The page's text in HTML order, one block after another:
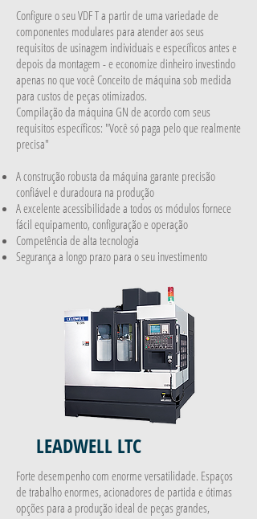
Configure o seu VDF T a partir de uma variedade de
componentes modulares para atender aos seus
requisitos de usinagem individuais e específicos antes e
depois da montagem - e economize dinheiro investindo
apenas no que você Conceito de máquina sob medida
para custos de peças otimizados.
Compilação da máquina GN de acordo com seus
requisitos específicos: "Você só paga pelo que realmente
precisa"
A construção robusta da máquina garante precisão
confiável e duradoura na produção
A excelente acessibilidade a todos os módulos fornece
fácil equipamento, configuração e operação
Competência de alta tecnologia
Segurança a longo prazo para o seu investimento
LEADWELL LTC
Forte desempenho com enorme versatilidade. Espaços
de trabalho enormes, acionadores de partida e ótimas
opções para a produção ideal de peças grandes,